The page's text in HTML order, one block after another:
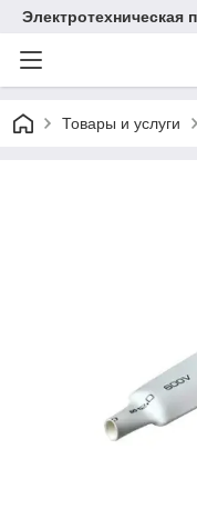
Электротехническая
Товары и услуги